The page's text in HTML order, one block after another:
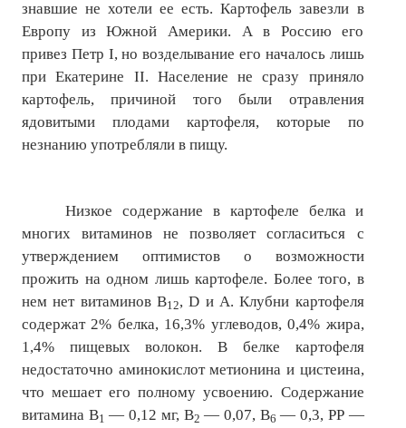
№ 4
№ 5
№ 6
№ 7
2026 г.
№ 2
№ 3
знавшие не хотели ее есть. Картофель завезли в
Европу из Южной Америки. А в Россию его
привез Петр I, но возделывание его началось лишь
при Екатерине II. Население не сразу приняло
картофель, причиной того были отравления
ядовитыми плодами картофеля, которые по
незнанию употребляли в пищу.
Низкое содержание в картофеле белка и
многих витаминов не позволяет согласиться с
утверждением оптимистов о возможности
прожить на одном лишь картофеле. Более того, в
нем нет витаминов В12,D и А. Клубни картофеля
содержат 2% белка, 16,3% углеводов, 0,4% жира,
1,4% пищевых волокон. В белке картофеля
недостаточно аминокислот метионина и цистеина,
что мешает его полному усвоению. Содержание
витамина В1 — 0,12 мг, В2 — 0,07, В6 — 0,3, РР —